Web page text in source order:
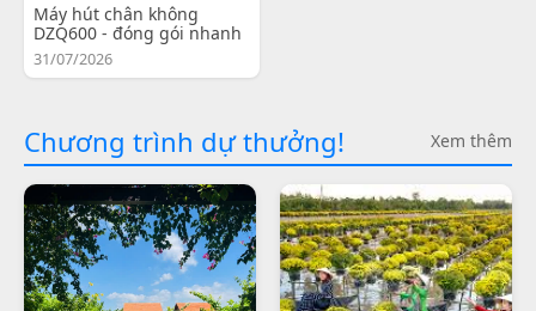
Máy hút chân không
DZQ600 - đóng gói nhanh
31/07/2026
Chương trình dự thưởng! Xem thêm